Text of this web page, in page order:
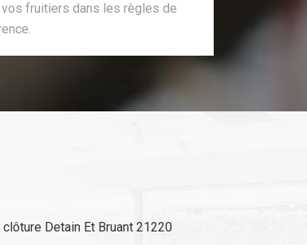
fruitiers dans les règles de
Detain Et Bruant 21220